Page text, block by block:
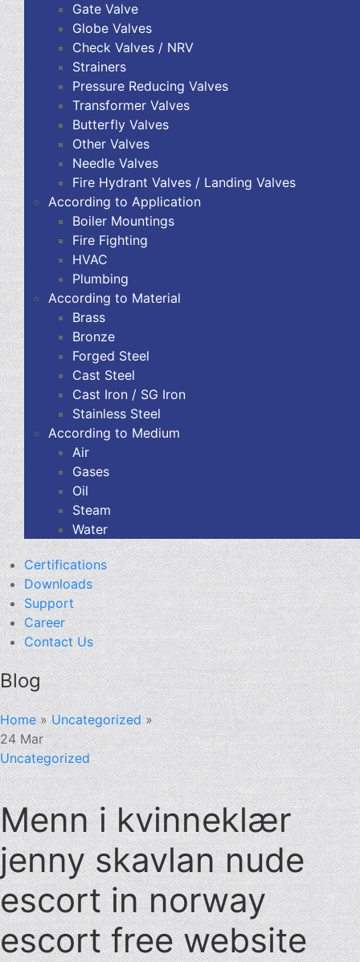
Gate Valve
Globe Valves
Check Valves / NRV
Strainers
Pressure Reducing Valves
Transformer Valves
Butterfly Valves
Other Valves
Needle Valves
Fire Hydrant Valves / Landing Valves
According to Application
Boiler Mountings
Fire Fighting
HVAC
Plumbing
According to Material
Brass
Bronze
Forged Steel
Cast Steel
Cast Iron / SG Iron
Stainless Steel
According to Medium
Air
Gases
Oil
Steam
Water
Certifications
Downloads
Support
Career
Contact Us
Blog
Home»Uncategorized »
24Mar
Uncategorized
Menn i kvinneklær
jenny skavlan nude
escort in norway
escort free website